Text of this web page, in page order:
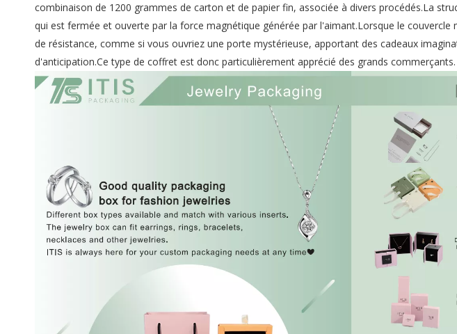
combinaison de 1200 grammes de carton et de papier fin, associée à divers procédés.La
qui est fermée et ouverte par la force magnétique générée par l'aimant.Lorsque le
de résistance, comme si vous ouvriez une porte mystérieuse, apportant des cadeaux
d'anticipation.Ce type de coffret est donc particulièrement apprécié des grands commerçants.